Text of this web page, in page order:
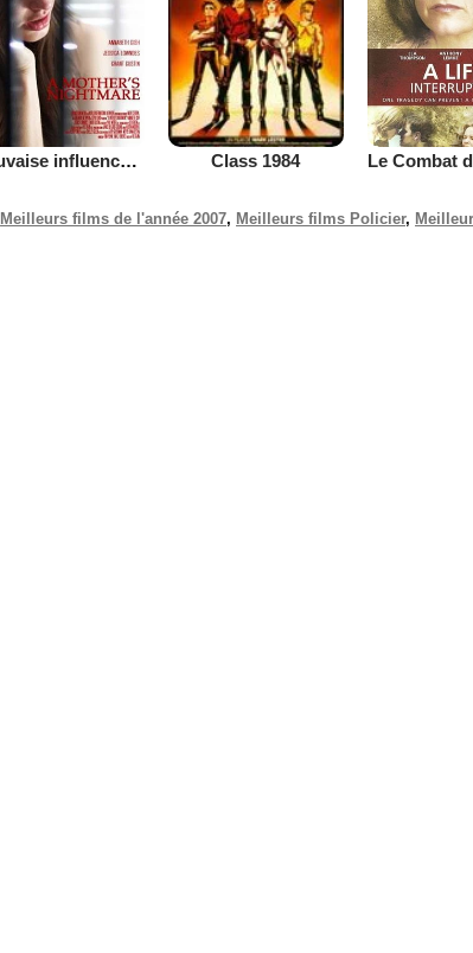
Mauvaise influence (TV) Class 1984
Meilleurs films de l'année 2007, Meilleurs films Policier,